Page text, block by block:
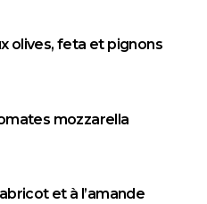
olives, feta et pignons
mozzarella
et à l’amande